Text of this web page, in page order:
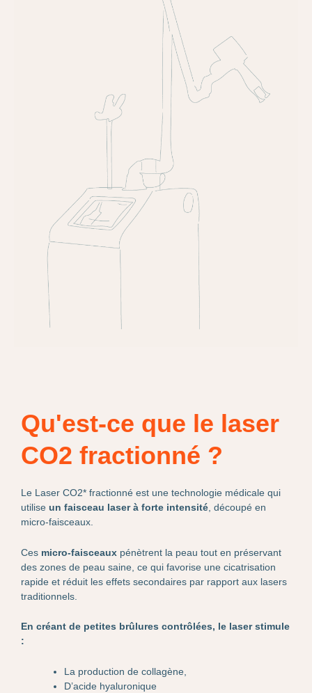
Qu'est-ce que le laser
CO2 fractionné ?
Le Laser CO2* fractionné est une technologie médicale qui
utilise un faisceau laser à forte intensité, découpé en
micro-faisceaux.
Ces micro-faisceaux pénètrent la peau tout en préservant
des zones de peau saine, ce qui favorise une cicatrisation
rapide et réduit les effets secondaires par rapport aux lasers
traditionnels.
En créant de petites brûlures contrôlées, le laser stimule
:
La production de collagène,
D’acide hyaluronique